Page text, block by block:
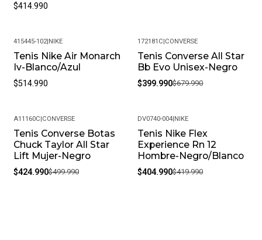
$414.990
415445-102|NIKE
Tenis Nike Air Monarch
Iv-Blanco/Azul
$514.990
-41%
172181C|CONVERSE
Tenis Converse All Star
Bb Evo Unisex-Negro
$399.990$679.990
-15%
A11160C|CONVERSE
Tenis Converse Botas
Chuck Taylor All Star
Lift Mujer-Negro
$424.990$499.990
-4%
DV0740-004|NIKE
Tenis Nike Flex
Experience Rn 12
Hombre-Negro/Blanco
$404.990$419.990